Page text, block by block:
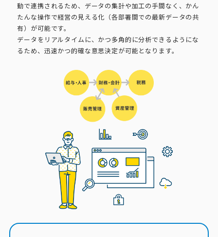
動で連携されるため、データの集計や加工の手間なく、かん
たんな操作で経営の見える化（各部署間での最新データの共
有）が可能です。
データをリアルタイムに、かつ多角的に分析できるようにな
るため、迅速かつ的確な意思決定が可能となります。